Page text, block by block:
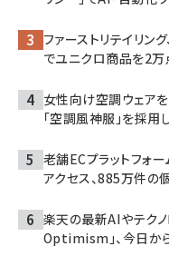
ファーストリテイリ
でユニクロ商品を2
女性向け空調ウェアを
「空調風神服」を採用
老舗ECプラットフォー
アクセス、885万件の
楽天の最新AIやテク
Optimism」、今日か